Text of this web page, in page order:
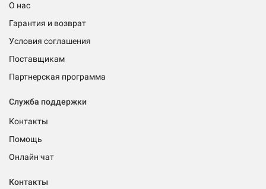
О нас
Гарантия и возврат
Условия соглашения
Поставщикам
Партнерская программа
Служба поддержки
Контакты
Помощь
Онлайн чат
Контакты